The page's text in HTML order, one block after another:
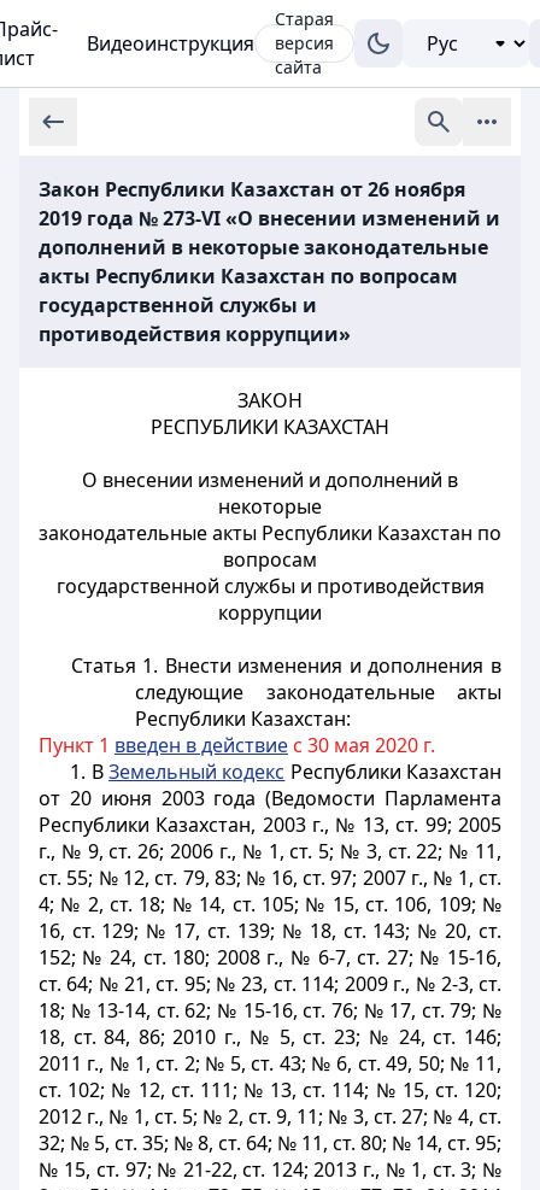
Видеоинструкция
Старая
версия
сайта
Закон Республики Казахстан от 26 ноября
2019 года № 273-VI «О внесении изменений и
дополнений в некоторые законодательные
акты Республики Казахстан по вопросам
государственной службы и
противодействия коррупции»
ЗАКОН
РЕСПУБЛИКИ КАЗАХСТАН
О внесении изменений и дополнений в
некоторые
законодательные акты Республики Казахстан по
вопросам
государственной службы и противодействия
коррупции
Статья 1. Внести изменения и дополнения в
следующие законодательные акты
Республики Казахстан:
Пункт 1 введен в действие с 30 мая 2020 г.
1. ВЗемельный кодекс Республики Казахстан
от 20 июня 2003 года (Ведомости Парламента
Республики Казахстан, 2003 г., № 13, ст. 99; 2005
г., № 9, ст. 26; 2006 г., № 1, ст. 5; № 3, ст. 22; № 11,
ст. 55; № 12, ст. 79, 83; № 16, ст. 97; 2007 г., № 1, ст.
4; № 2, ст. 18; № 14, ст. 105; № 15, ст. 106, 109; №
16, ст. 129; № 17, ст. 139; № 18, ст. 143; № 20, ст.
152; № 24, ст. 180; 2008 г., № 6-7, ст. 27; № 15-16,
ст. 64; № 21, ст. 95; № 23, ст. 114; 2009 г., № 2-3, ст.
18; № 13-14, ст. 62; № 15-16, ст. 76; № 17, ст. 79; №
18, ст. 84, 86; 2010 г., № 5, ст. 23; № 24, ст. 146;
2011 г., № 1, ст. 2; № 5, ст. 43; № 6, ст. 49, 50; № 11,
ст. 102; № 12, ст. 111; № 13, ст. 114; № 15, ст. 120;
2012 г., № 1, ст. 5; № 2, ст. 9, 11; № 3, ст. 27; № 4, ст.
32; № 5, ст. 35; № 8, ст. 64; № 11, ст. 80; № 14, ст. 95;
№ 15, ст. 97; № 21-22, ст. 124; 2013 г., № 1, ст. 3; №